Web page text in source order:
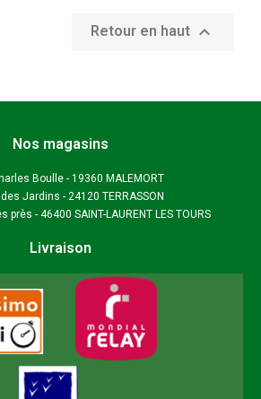
Retour en haut 
Nos magasins
Boulle - 19360 MALEMORT
Jardins - 24120 TERRASSON
près - 46400 SAINT-LAURENT LES TOURS
Livraison